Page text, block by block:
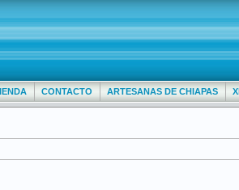
CONTACTO ARTESANAS DE CHIAPAS